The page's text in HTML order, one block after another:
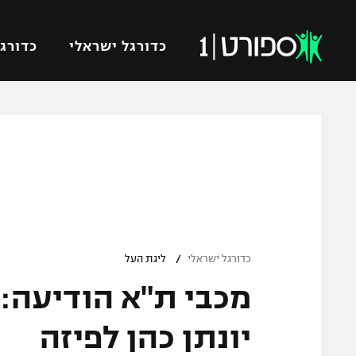
כדורגל ישראלי
ברחבה
"מעל הליגה" – פודקאסט
"מחצית בשכונה" – פודקאסט
מכבי
כדורגל ישראלי / ליגת העל
מכבי ת"א
יונתן כהן לפיזה